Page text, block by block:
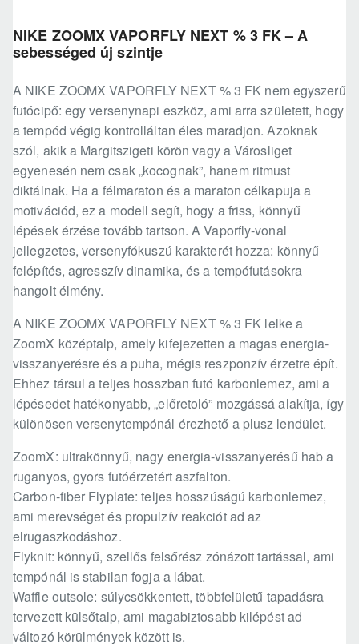
NIKE ZOOMX VAPORFLY NEXT % 3 FK – A
sebességed új szintje
A NIKE ZOOMX VAPORFLY NEXT % 3 FK nem egyszerű
futócipő: egy versenynapi eszköz, ami arra született, hogy
a tempód végig kontrolláltan éles maradjon. Azoknak
szól, akik a Margitszigeti körön vagy a Városliget
egyenesén nem csak „kocognak”, hanem ritmust
diktálnak. Ha a félmaraton és a maraton célkapuja a
motivációd, ez a modell segít, hogy a friss, könnyű
lépések érzése tovább tartson. A Vaporfly-vonal
jellegzetes, versenyfókuszú karakterét hozza: könnyű
felépítés, agresszív dinamika, és a tempófutásokra
hangolt élmény.
A NIKE ZOOMX VAPORFLY NEXT % 3 FK lelke a
ZoomX középtalp, amely kifejezetten a magas energia-
visszanyerésre és a puha, mégis reszponzív érzetre épít.
Ehhez társul a teljes hosszban futó karbonlemez, ami a
lépésedet hatékonyabb, „előretoló” mozgássá alakítja, így
különösen versenytempónál érezhető a plusz lendület.
ZoomX: ultrakönnyű, nagy energia-visszanyerésű hab a
ruganyos, gyors futóérzetért aszfalton.
Carbon-fiber Flyplate: teljes hosszúságú karbonlemez,
ami merevséget és propulzív reakciót ad az
elrugaszkodáshoz.
Flyknit: könnyű, szellős felsőrész zónázott tartással, ami
tempónál is stabilan fogja a lábat.
Waffle outsole: súlycsökkentett, többfelületű tapadásra
tervezett külsőtalp, ami magabiztosabb kilépést ad
változó körülmények között is.